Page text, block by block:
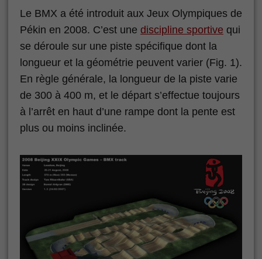
Le BMX a été introduit aux Jeux Olympiques de
Pékin en 2008. C’est une discipline sportive qui
se déroule sur une piste spécifique dont la
longueur et la géométrie peuvent varier (Fig. 1).
En règle générale, la longueur de la piste varie
de 300 à 400 m, et le départ s’effectue toujours
à l’arrêt en haut d’une rampe dont la pente est
plus ou moins inclinée.